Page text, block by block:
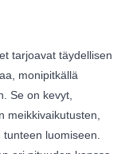
tarjoavat täydellisen
monipitkällä
Se on kevyt,
meikkivaikutusten,
luomiseen.